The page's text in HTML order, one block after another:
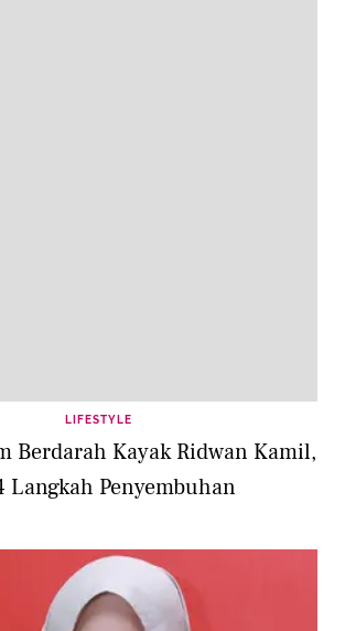
LIFESTYLE
Berdarah Kayak Ridwan Kamil,
Langkah Penyembuhan